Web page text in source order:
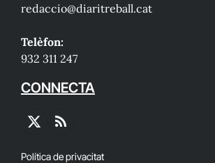
redaccio@diaritreball.cat
Telèfon:
932 311 247
CONNECTA
X
RSS
Política de privacitat